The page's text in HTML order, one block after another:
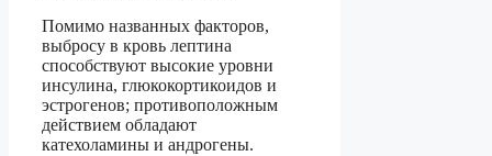
Помимо названных факторов,
выбросу в кровь лептина
способствуют высокие уровни
инсулина, глюкокортикоидов и
эстрогенов; противоположным
действием обладают
катехоламины и андрогены.